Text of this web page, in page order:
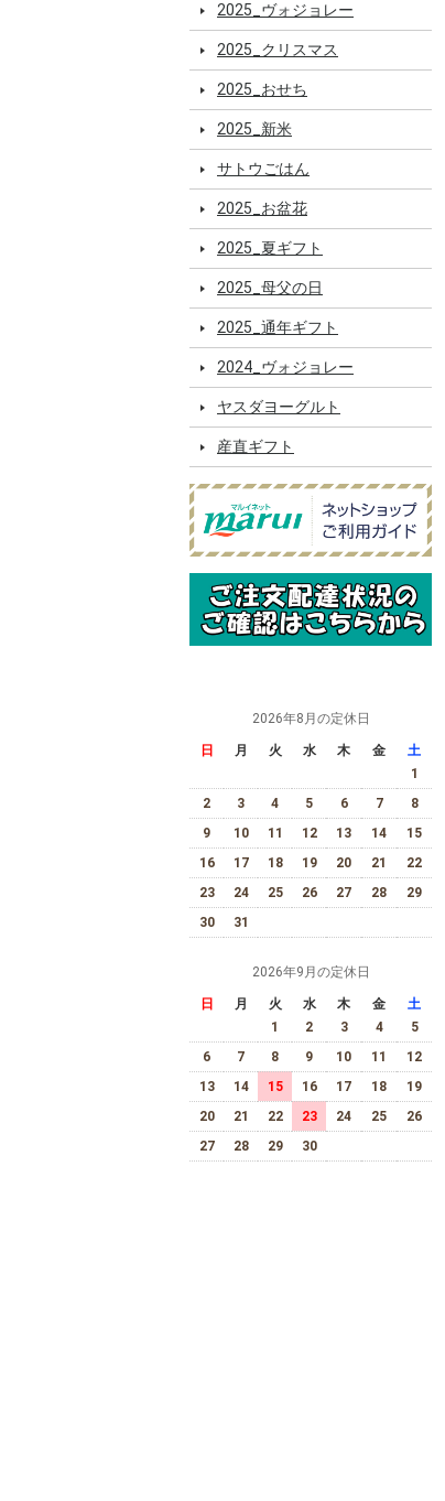
2025_ヴォジョレー
2025_クリスマス
2025_おせち
2025_新米
サトウごはん
2025_お盆花
2025_夏ギフト
2025_母父の日
2025_通年ギフト
2024_ヴォジョレー
ヤスダヨーグルト
産直ギフト
2026年8月の定休日
日 月 火 水 木 金
土
1
2
3 4 5 6 7
8
9
10 11 12 13 14
15
16
17 18 19 20 21
22
23
24 25 26 27 28
29
30
31
2026年9月の定休日
日 月 火 水 木 金
土
1
2 3 4
5
6
7 8 9 10 11
12
13
14 15 16 17 18
19
20
21 22 23 24 25
26
27
28 29 30